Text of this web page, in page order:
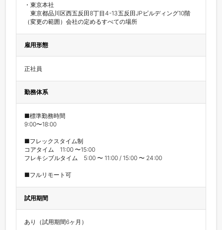
・東京本社
東京都品川区西五反田8丁目4-13五反田JPビルディング10階
（変更の範囲）会社の定めるすべての場所
雇用形態
正社員
勤務体系
■標準勤務時間
9:00〜18:00
■フレックスタイム制
コアタイム	11:00 〜15:00
フレキシブルタイム　5:00 〜 11:00 / 15:00 〜 24:00
■フルリモート可
試用期間
あり（試用期間6ヶ月）